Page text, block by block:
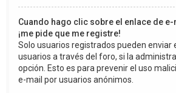
Cuando hago clic sobre el enlace de
¡me pide que me registre!
Solo usuarios registrados pueden enviar
usuarios a través del foro, si la
opción. Esto es para prevenir el uso
e-mail por usuarios anónimos.